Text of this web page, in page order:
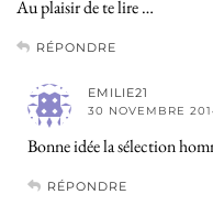
Au plaisir de te lire …
RÉPONDRE
EMILIE21
30 NOVEMBRE
Bonne idée la sélection
RÉPONDRE